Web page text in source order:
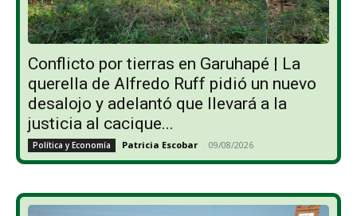
Conflicto por tierras en Garuhapé | La
querella de Alfredo Ruff pidió un nuevo
desalojo y adelantó que llevará a la
justicia al cacique...
Política y Economía Patricia Escobar - 09/08/2026